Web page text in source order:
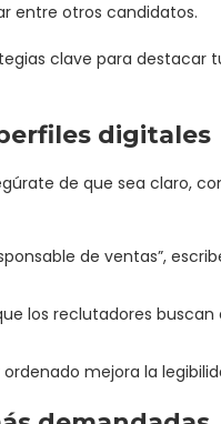
entre otros candidatos.
clave para destacar
digitales
de que sea claro,
de ventas”,
los reclutadores
mejora la